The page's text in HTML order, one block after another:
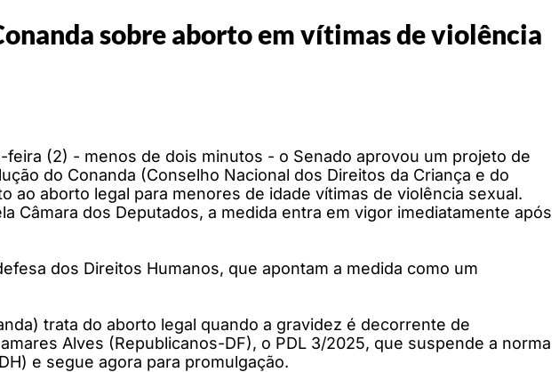
sobre aborto em vítimas de violência
feira (2) - menos de dois minutos - o Senado aprovou um projeto de
do Conanda (Conselho Nacional dos Direitos da Criança e do
ao aborto legal para menores de idade vítimas de violência sexual.
Câmara dos Deputados, a medida entra em vigor imediatamente após
dos Direitos Humanos, que apontam a medida como um
trata do aborto legal quando a gravidez é decorrente de
Alves (Republicanos-DF), o PDL 3/2025, que suspende a norma
e segue agora para promulgação.